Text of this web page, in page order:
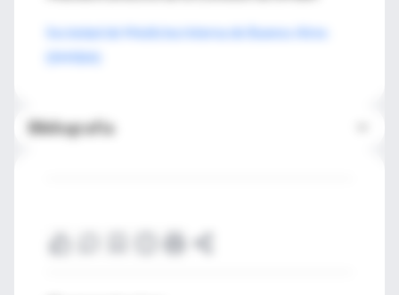
Sociedad de Medicina Interna de Buenos Aires
(SMIBA)
Bibilografía